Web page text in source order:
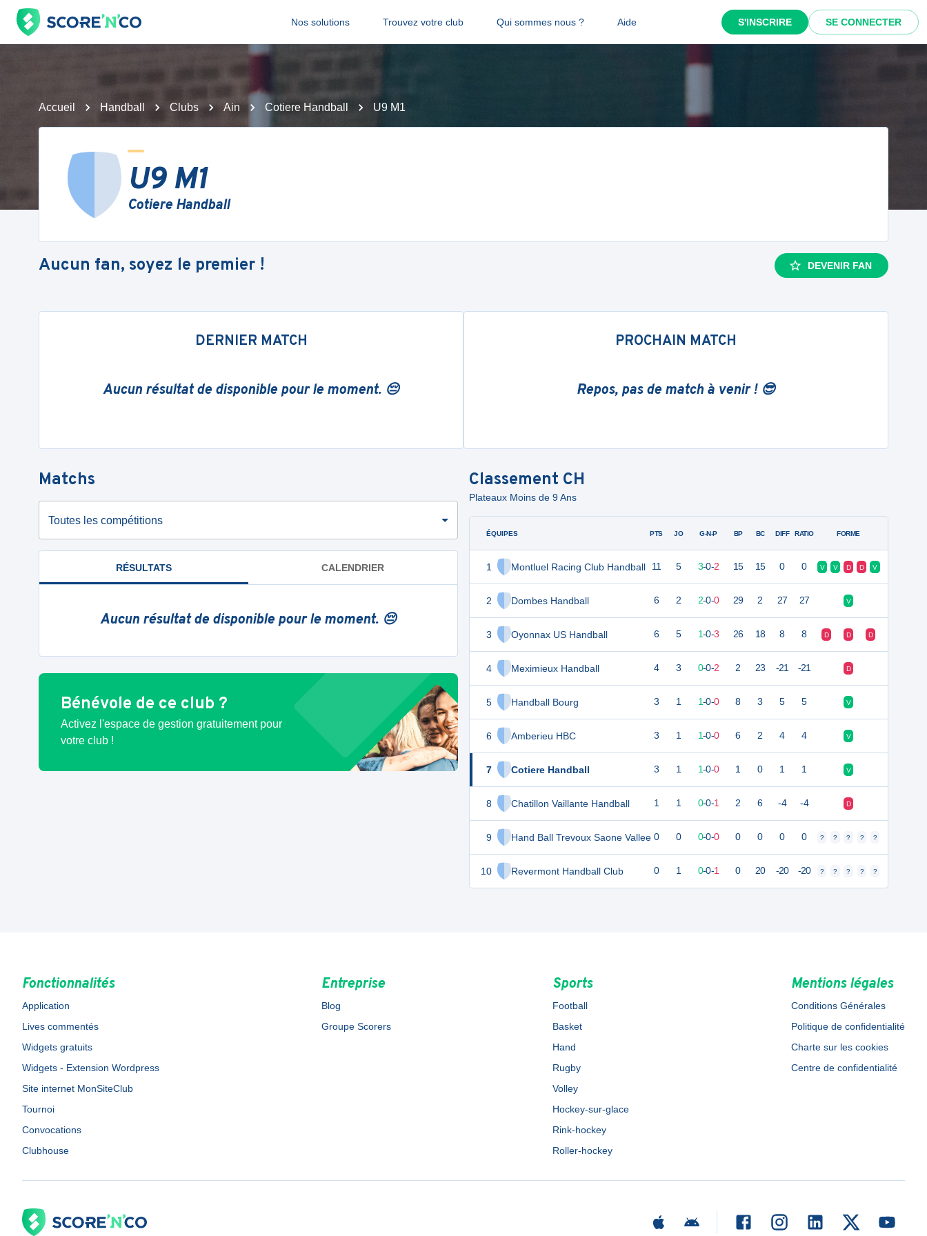
Nos solutions Trouvez votre club Qui sommes nous ? Aide S'INSCRIRE SE CONNECTER
Accueil Handball Clubs Ain Cotiere Handball U9 M1
U9 M1
Cotiere Handball
Aucun fan, soyez le premier ! DEVENIR FAN
DERNIER MATCH
Aucun résultat de disponible pour le moment. 😔
PROCHAIN MATCH
Repos, pas de match à venir ! 😎
Matchs
Toutes les compétitions
RÉSULTATS CALENDRIER
Aucun résultat de disponible pour le moment. 😔
Bénévole de ce club ?
Activez l'espace de gestion gratuitement pour
votre club !
Classement CH
Plateaux Moins de 9 Ans
ÉQUIPES
1 Montluel Racing Club Handball
2 Dombes Handball
3 Oyonnax US Handball
4 Meximieux Handball
5 Handball Bourg
6 Amberieu HBC
7 Cotiere Handball
8 Chatillon Vaillante Handball
9 Hand Ball Trevoux Saone Vallee
10 Revermont Handball Club
PTS JO G-N-P BP BC DIFF RATIO FORME
11 5 3-0-2 15 15 0 0 V V D D V
6 2 2-0-0 29 2 27 27 V
6 5 1-0-3 26 18 8 8 D D D
4 3 0-0-2 2 23 -21 -21 D
3 1 1-0-0 8 3 5 5 V
3 1 1-0-0 6 2 4 4 V
3 1 1-0-0 1 0 1 1 V
1 1 0-0-1 2 6 -4 -4 D
0 0 0-0-0 0 0 0 0 ? ? ? ? ?
0 1 0-0-1 0 20 -20 -20 ? ? ? ? ?
Fonctionnalités
Application
Lives commentés
Widgets gratuits
Widgets - Extension Wordpress
Site internet MonSiteClub
Tournoi
Convocations
Clubhouse
Entreprise
Blog
Groupe Scorers
Sports
Football
Basket
Hand
Rugby
Volley
Hockey-sur-glace
Rink-hockey
Roller-hockey
Mentions légales
Conditions Générales
Politique de confidentialité
Charte sur les cookies
Centre de confidentialité